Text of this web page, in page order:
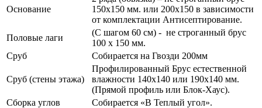
Основание
150х150 мм. или 200х150 в зависимости
от комплектации Антисептирование.
Половые лаги
(С шагом 60 см) - не строганный брус
100 х 150 мм.
Сруб
Собирается на Гвозди 200мм
Сруб (стены этажа)
Профилированный Брус естественной
влажности 140х140 или 190х140 мм.
(Прямой профиль или Блок-Хаус).
Сборка углов
Собирается «В Теплый угол».